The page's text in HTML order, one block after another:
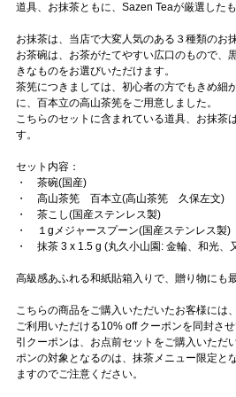
道具、お抹茶ともに、Sazen Teaが厳選した
お抹茶は、当店で大変人気のある３種類のお
お茶碗は、お茶がたてやすい広口のもので、
きなものをお選びいただけます。
茶筅につきましては、初心者の方でもきめ細
に、百本立の高山茶筅をご用意しました。
こちらのセットに含まれている道具、お抹茶
す。
セット内容：
・ 茶碗(国産)
・ 高山茶筅 百本立(高山茶筅 久保左文)
・ 茶こし(国産ステンレス製)
・ １gメジャースプーン(国産ステンレス製)
・ 抹茶 3 x 1.5 g (丸久小山園: 金輪、和光、
高級感あふれる和紙貼箱入りで、贈り物にも
こちらの商品をご購入いただいたお客様には
ご利用いただける10% off クーポンを同封さ
引クーポンは、お点前セットをご購入いただ
ポンの対象となるのは、抹茶メニュー限定と
ますのでご注意ください。